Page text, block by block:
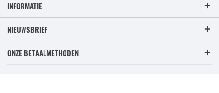
INFORMATIE
NIEUWSBRIEF
ONZE BETAALMETHODEN